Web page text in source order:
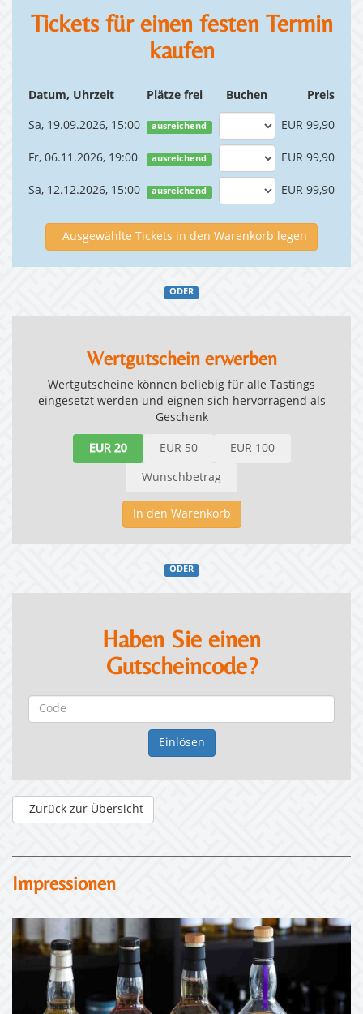
Tickets für einen festen Termin
kaufen
Datum, Uhrzeit Plätze frei Buchen Preis
Sa, 19.09.2026, 15:00 ausreichend EUR 99,90
Fr, 06.11.2026, 19:00 ausreichend EUR 99,90
Sa, 12.12.2026, 15:00 ausreichend EUR 99,90
Ausgewählte Tickets in den Warenkorb legen
ODER
Wertgutschein erwerben
Wertgutscheine können beliebig für alle Tastings
eingesetzt werden und eignen sich hervorragend als
Geschenk
EUR 20 EUR 50 EUR 100
Wunschbetrag
In den Warenkorb
ODER
Haben Sie einen
Gutscheincode?
Zurück zur Übersicht
Impressionen